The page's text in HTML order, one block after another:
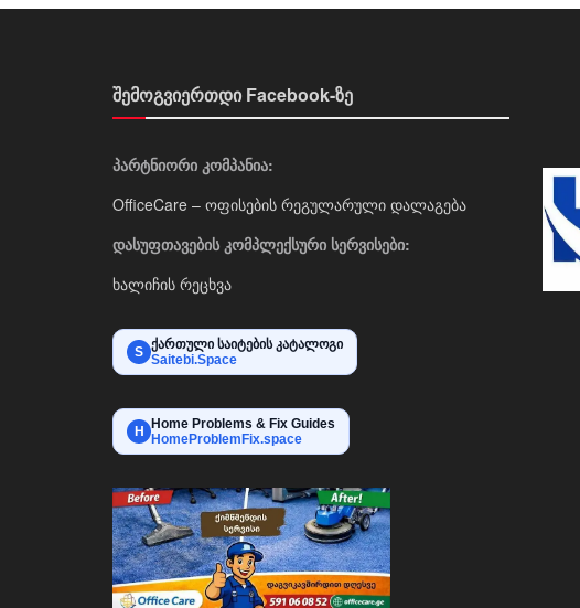
შემოგვიერთდი Facebook-ზე
პარტნიორი კომპანია:
OfficeCare – ოფისების რეგულარული დალაგება
დასუფთავების კომპლექსური სერვისები:
ხალიჩის რეცხვა
S ქართული საიტების კატალოგი
Saitebi.Space
H
Home Problems & Fix Guides
HomeProblemFix.space